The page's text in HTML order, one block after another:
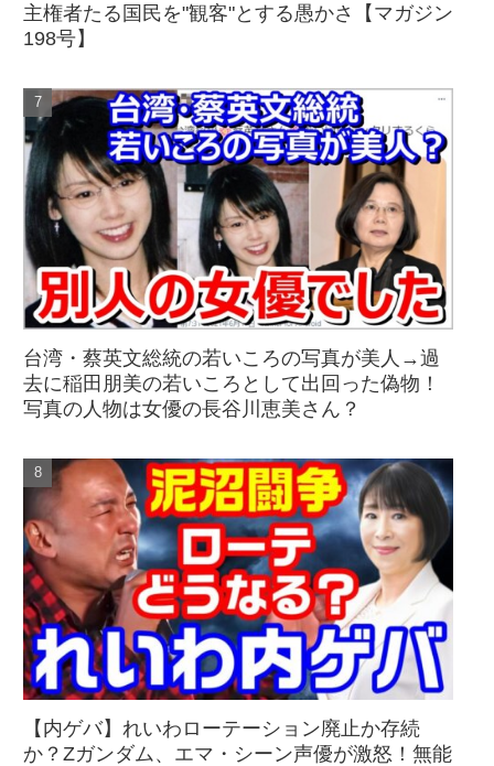
主権者たる国民を"観客"とする愚かさ【マガジン
198号】
台湾・蔡英文総統の若いころの写真が美人→過
去に稲田朋美の若いころとして出回った偽物！
写真の人物は女優の長谷川恵美さん？
【内ゲバ】れいわローテーション廃止か存続
か？Zガンダム、エマ・シーン声優が激怒！無能